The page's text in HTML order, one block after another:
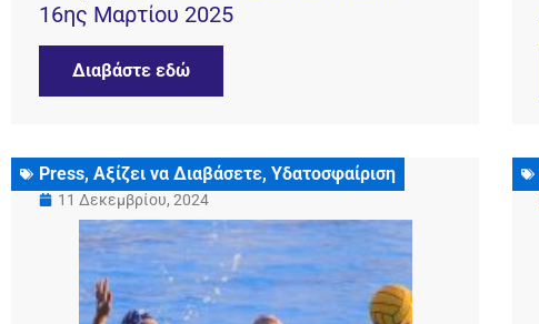
16ης Μαρτίου 2025
Διαβάστε εδώ
Press, Αξίζει να Διαβάσετε, Υδατοσφαίριση
11 Δεκεμβρίου, 2024